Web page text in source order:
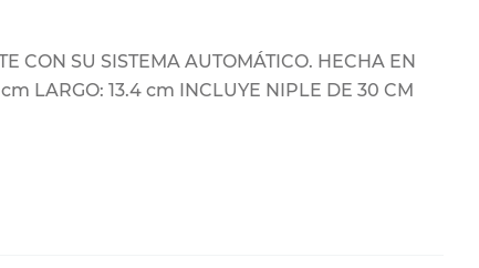
CON SU SISTEMA AUTOMÁTICO. HECHA EN
LARGO: 13.4 cm INCLUYE NIPLE DE 30 CM